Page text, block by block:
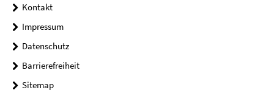
Kontakt
Impressum
Datenschutz
Barrierefreiheit
Sitemap